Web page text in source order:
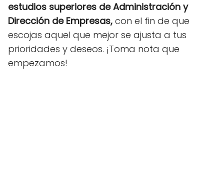
estudios superiores de Administración y
Dirección de Empresas, con el fin de que
escojas aquel que mejor se ajusta a tus
prioridades y deseos. ¡Toma nota que
empezamos!